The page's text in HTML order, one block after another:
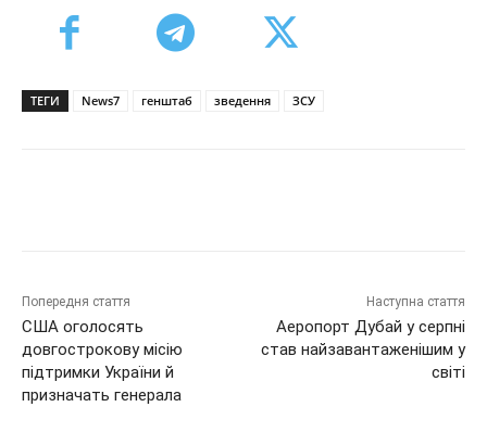
ТЕГИ News7 генштаб зведення ЗСУ
Попередня стаття
США оголосять
довгострокову місію
підтримки України й
призначать генерала
Наступна стаття
Аеропорт Дубай у серпні
став найзавантаженішим у
світі